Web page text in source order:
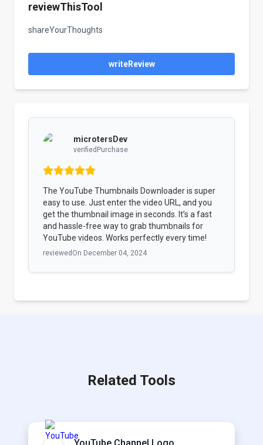
reviewThisTool
shareYourThoughts
writeReview
microtersDev
verifiedPurchase
The YouTube Thumbnails Downloader is super
easy to use. Just enter the video URL, and you
get the thumbnail image in seconds. It’s a fast
and hassle-free way to grab thumbnails for
YouTube videos. Works perfectly every time!
reviewedOn December 04, 2024
Related Tools